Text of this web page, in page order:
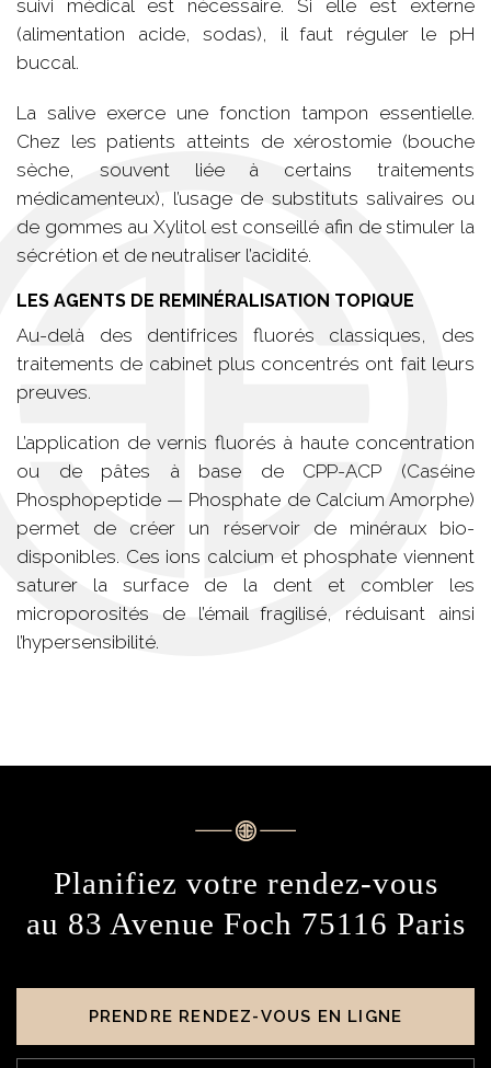
suivi médical est nécessaire. Si elle est externe
(alimentation acide, sodas), il faut réguler le pH
buccal.
La salive exerce une fonction tampon essentielle.
Chez les patients atteints de xérostomie (bouche
sèche, souvent liée à certains traitements
médicamenteux), l’usage de substituts salivaires ou
de gommes au Xylitol est conseillé afin de stimuler la
sécrétion et de neutraliser l’acidité.
LES AGENTS DE REMINÉRALISATION TOPIQUE
Au-delà des dentifrices fluorés classiques, des
traitements de cabinet plus concentrés ont fait leurs
preuves.
L’application de vernis fluorés à haute concentration
ou de pâtes à base de CPP-ACP (Caséine
Phosphopeptide — Phosphate de Calcium Amorphe)
permet de créer un réservoir de minéraux bio-
disponibles. Ces ions calcium et phosphate viennent
saturer la surface de la dent et combler les
microporosités de l’émail fragilisé, réduisant ainsi
l’hypersensibilité.
Planifiez votre rendez-vous
au 83 Avenue Foch 75116 Paris
PRENDRE RENDEZ-VOUS EN LIGNE